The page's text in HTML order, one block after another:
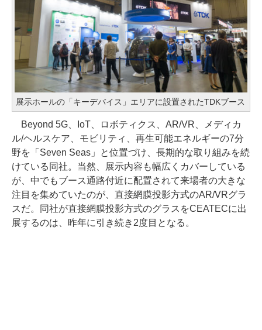
展示ホールの「キーデバイス」エリアに設置されたTDKブース
Beyond 5G、IoT、ロボティクス、AR/VR、メディカ
ル/ヘルスケア、モビリティ、再生可能エネルギーの7分
野を「Seven Seas」と位置づけ、長期的な取り組みを続
けている同社。当然、展示内容も幅広くカバーしている
が、中でもブース通路付近に配置されて来場者の大きな
注目を集めていたのが、直接網膜投影方式のAR/VRグラ
スだ。同社が直接網膜投影方式のグラスをCEATECに出
展するのは、昨年に引き続き2度目となる。